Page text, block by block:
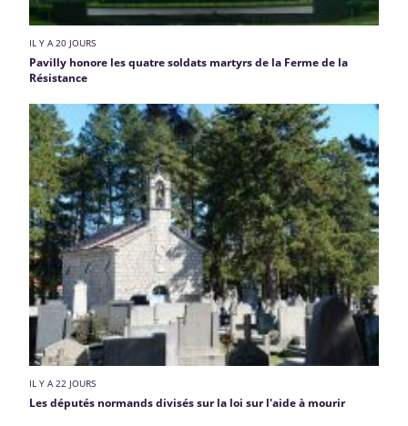
IL Y A 20 JOURS
Pavilly honore les quatre soldats martyrs de la Ferme de la
Résistance
IL Y A 22 JOURS
Les députés normands divisés sur la loi sur l'aide à mourir